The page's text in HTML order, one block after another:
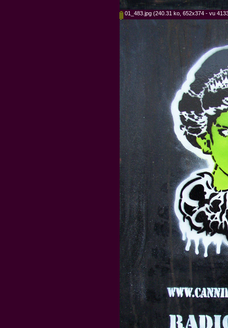
01_483.jpg (240.31 ko, 652x374 - vu